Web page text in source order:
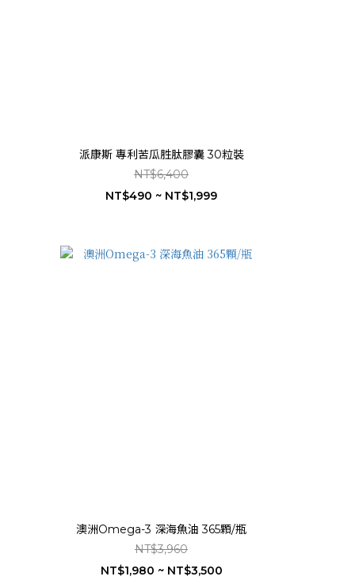
派康斯 專利苦瓜胜肽膠囊 30粒裝
NT$6,400
NT$490 ~ NT$1,999
澳洲Omega-3 深海魚油 365顆/瓶
NT$3,960
NT$1,980 ~ NT$3,500